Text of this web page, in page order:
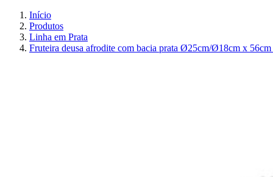
Início
Produtos
Linha em Prata
Fruteira deusa afrodite com bacia prata Ø25cm/Ø18cm x 56cm